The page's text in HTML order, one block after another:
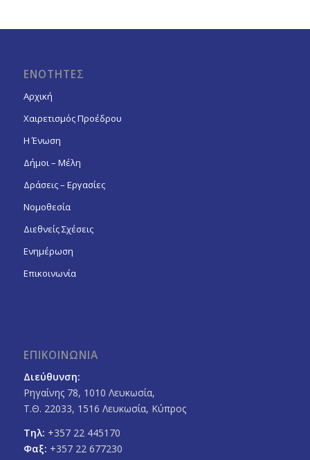
ΕΝΟΤΗΤΕΣ
Αρχική
Χαιρετισμός Προέδρου
Η Ένωση
Δήμοι – Μέλη
Δράσεις – Εργασίες
Νομοθεσία
Διεθνείς Σχέσεις
Ενημέρωση
Επικοινωνία
ΕΠΙΚΟΙΝΩΝΙΑ
Διεύθυνση:
Ρηγαίνης 78, 1010 Λευκωσία,
Τ.Θ. 22033, 1516 Λευκωσία, Κύπρος
Τηλ: +357 22 445170
Φαξ: +357 22 677230